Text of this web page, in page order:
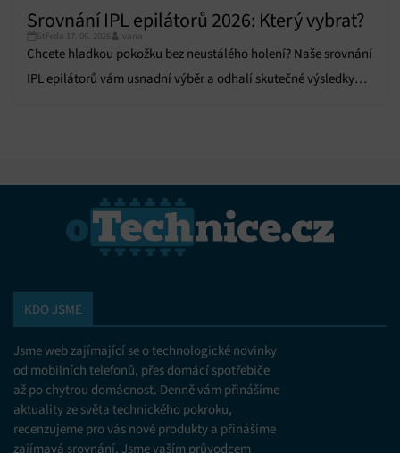
Srovnání IPL epilátorů 2026: Který vybrat?
Středa 17. 06. 2026 Ivana
Chcete hladkou pokožku bez neustálého holení? Naše srovnání
IPL epilátorů vám usnadní výběr a odhalí skutečné výsledky
KDO JSME
Jsme web zajímající se o technologické novinky
od mobilních telefonů, přes domácí spotřebiče
až po chytrou domácnost. Denně vám přinášíme
aktuality ze světa technického pokroku,
recenzujeme pro vás nové produkty a přinášíme
zajímavá srovnání. Jsme vaším průvodcem